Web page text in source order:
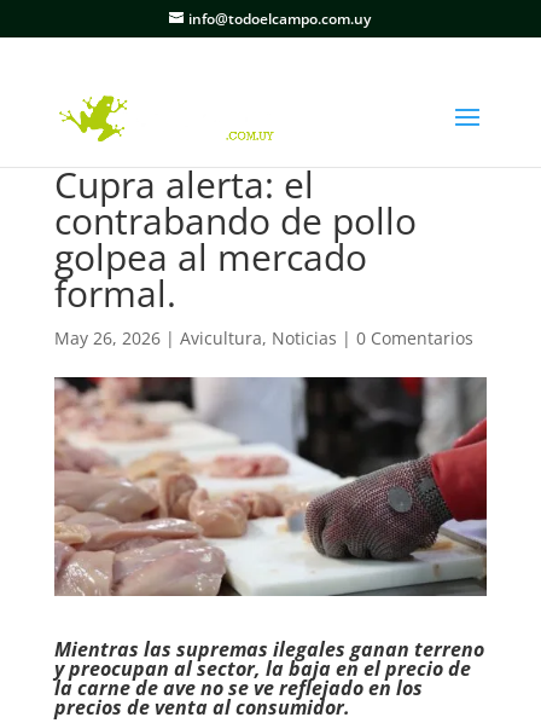
info@todoelcampo.com.uy
Cupra alerta: el
contrabando de pollo
golpea al mercado
formal.
May 26, 2026| Avicultura, Noticias | 0 Comentarios
Mientras las supremas ilegales ganan terreno
y preocupan al sector, la baja en el precio de
la carne de ave no se ve reflejado en los
precios de venta al consumidor.